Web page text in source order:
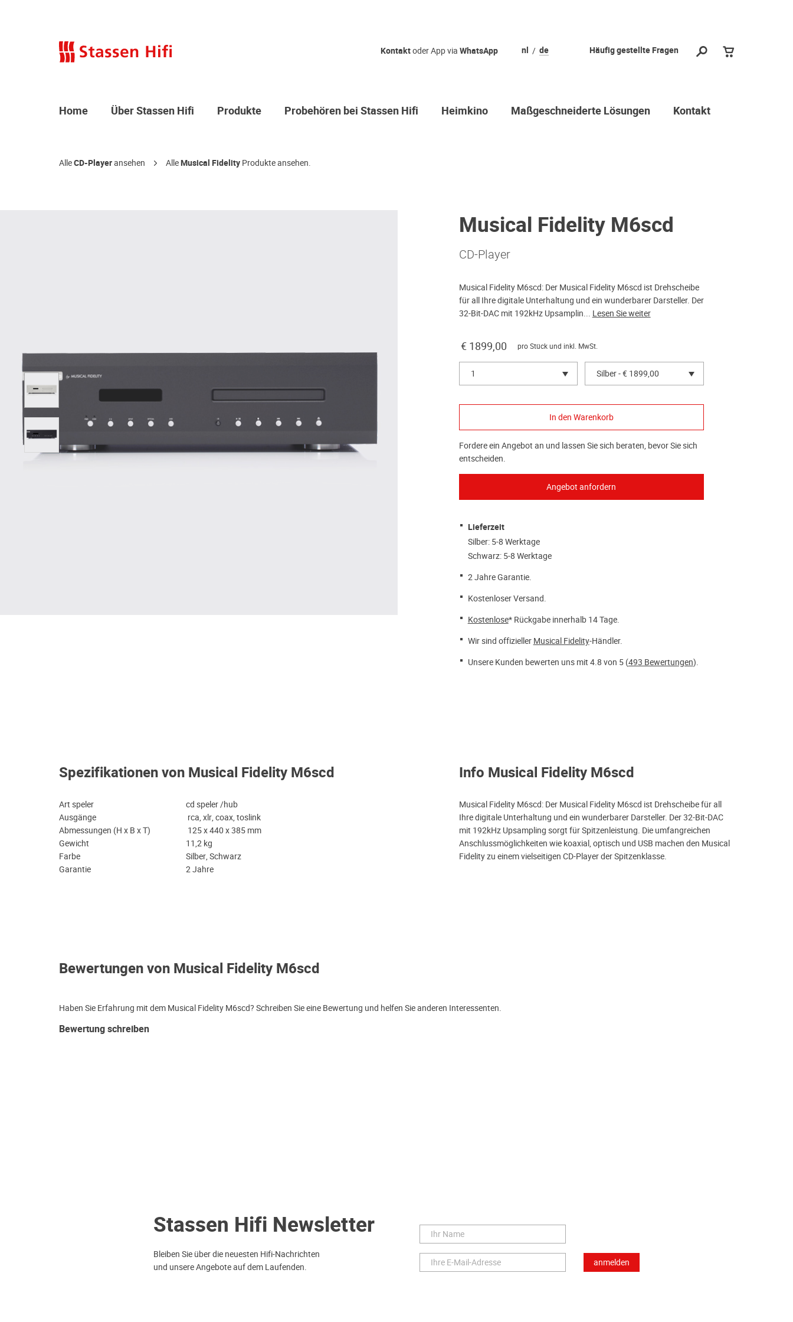
Häufig gestellte Fragen
nl de
Kontaktoder App via WhatsApp
Home Über Stassen Hifi Produkte Probehören bei Stassen Hifi Heimkino Maßgeschneiderte Lösungen Kontakt
AlleCD-Playeransehen AlleMusical Fidelity Produkte ansehen.
Musical Fidelity M6scd
CD-Player
Musical Fidelity M6scd: Der Musical Fidelity M6scd ist Drehscheibe
für all Ihre digitale Unterhaltung und ein wunderbarer Darsteller. Der
32-Bit-DAC mit 192kHz Upsamplin... Lesen Sie weiter
€ 1899,00 pro Stück und inkl. MwSt.
1 Silber - € 1899,00
Fordere ein Angebot an und lassen Sie sich beraten, bevor Sie sich
entscheiden.
Lieferzeit
Silber: 5-8 Werktage
Schwarz: 5-8 Werktage
2 Jahre Garantie.
Kostenloser Versand.
Kostenlose* Rückgabe innerhalb 14 Tage.
Wir sind offizieller Musical Fidelity-Händler.
Unsere Kunden bewerten uns mit 4.8 von 5 (493 Bewertungen).
Spezifikationen von Musical Fidelity M6scd
Art speler
cd speler /hub
Ausgänge
rca, xlr, coax, toslink
Abmessungen (H x B x T)
125 x 440 x 385 mm
Gewicht
11,2 kg
Farbe
Silber, Schwarz
Garantie
2 Jahre
Info Musical Fidelity M6scd
Musical Fidelity M6scd: Der Musical Fidelity M6scd ist Drehscheibe für all
Ihre digitale Unterhaltung und ein wunderbarer Darsteller. Der 32-Bit-DAC
mit 192kHz Upsampling sorgt für Spitzenleistung. Die umfangreichen
Anschlussmöglichkeiten wie koaxial, optisch und USB machen den Musical
Fidelity zu einem vielseitigen CD-Player der Spitzenklasse.
Bewertungen von Musical Fidelity M6scd
Haben Sie Erfahrung mit dem Musical Fidelity M6scd? Schreiben Sie eine Bewertung und helfen Sie anderen Interessenten.
Bewertung schreiben
Stassen Hifi Newsletter
Bleiben Sie über die neuesten Hifi-Nachrichten
und unsere Angebote auf dem Laufenden.